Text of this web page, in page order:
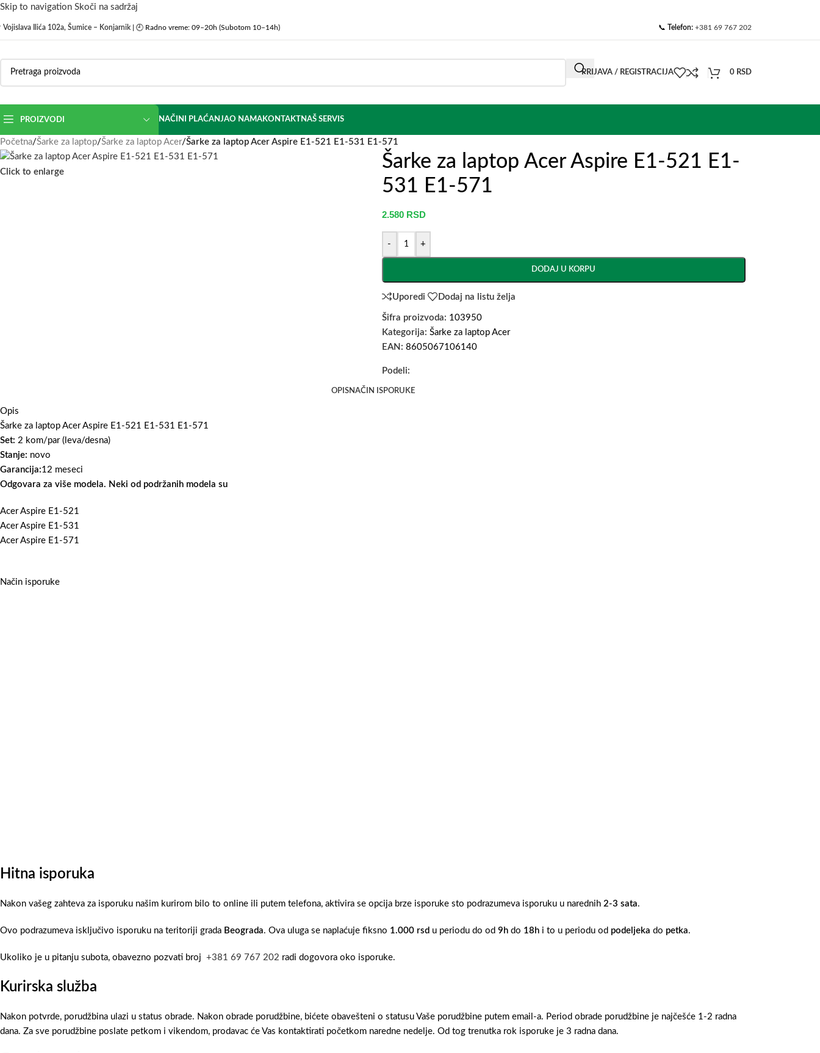
Skip to navigation Skoči na sadržaj
Vojislava Ilića 102a, Šumice – Konjarnik | 🕘 Radno vreme: 09–20h (Subotom 10–14h) 📞 Telefon: +381 69 767 202
PRIJAVA / REGISTRACIJA 0 RSD
PROIZVODI NAČINI PLAĆANJAO NAMAKONTAKTNAŠ SERVIS
Početna/Šarke za laptop/Šarke za laptop Acer/Šarke za laptop Acer Aspire E1-521 E1-531 E1-571
Click to enlarge
Šarke za laptop Acer Aspire E1-521 E1-
531 E1-571
2.580 RSD
- +
DODAJ U KORPU
Uporedi Dodaj na listu želja
Šifra proizvoda: 103950
Kategorija: Šarke za laptop Acer
EAN: 8605067106140
Podeli:
OPISNAČIN ISPORUKE
Opis
Šarke za laptop Acer Aspire E1-521 E1-531 E1-571
Set: 2 kom/par (leva/desna)
Stanje: novo
Garancija:12 meseci
Odgovara za više modela. Neki od podržanih modela su
Acer Aspire E1-521
Acer Aspire E1-531
Acer Aspire E1-571
Način isporuke
Hitna isporuka
Nakon vašeg zahteva za isporuku našim kurirom bilo to online ili putem telefona, aktivira se opcija brze isporuke sto podrazumeva isporuku u narednih 2-3 sata.
Ovo podrazumeva isključivo isporuku na teritoriji grada Beograda. Ova uluga se naplaćuje fiksno 1.000 rsd u periodu do od 9h do 18h i to u periodu od podeljeka do petka.
Ukoliko je u pitanju subota, obavezno pozvati broj +381 69 767 202 radi dogovora oko isporuke.
Kurirska služba
Nakon potvrde, porudžbina ulazi u status obrade. Nakon obrade porudžbine, bićete obavešteni o statusu Vaše porudžbine putem email-a. Period obrade porudžbine je najčešće 1-2 radna
dana. Za sve porudžbine poslate petkom i vikendom, prodavac će Vas kontaktirati početkom naredne nedelje. Od tog trenutka rok isporuke je 3 radna dana.